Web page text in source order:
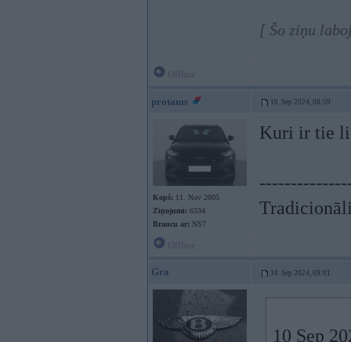
[ Šo ziņu
protams 10. Sep 2024, 08:59
Kopš: 11. Nov 2005
Ziņojumi: 6334
Braucu ar: NS7
Kuri ir tie
Gra 10. Sep 2024, 09:01
10 Sep